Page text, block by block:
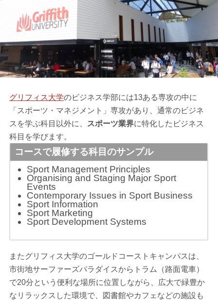
グリフィス大学のビジネス学部には13ある専攻の中に
「スポーツ・マネジメント」専攻があり、通常のビジネ
スを学ぶ科目以外に、
スポーツ業界に特化したビジネス
科目を学びます。
コースで履修する科目のサンプル
Sport Management Principles
Organising and Staging Major Sport
Events
Contemporary Issues in Sport Business
Sport Information
Sport Marketing
Sport Development Systems
またグリフィス大学のゴールドコーストキャンパスは、
市街地サーファーズパラダイスからトラム（路面電車）
で20分という便利な場所に位置しながら、広大で緑豊か
なリラックスした環境で、図書館やカフェなどの施設も